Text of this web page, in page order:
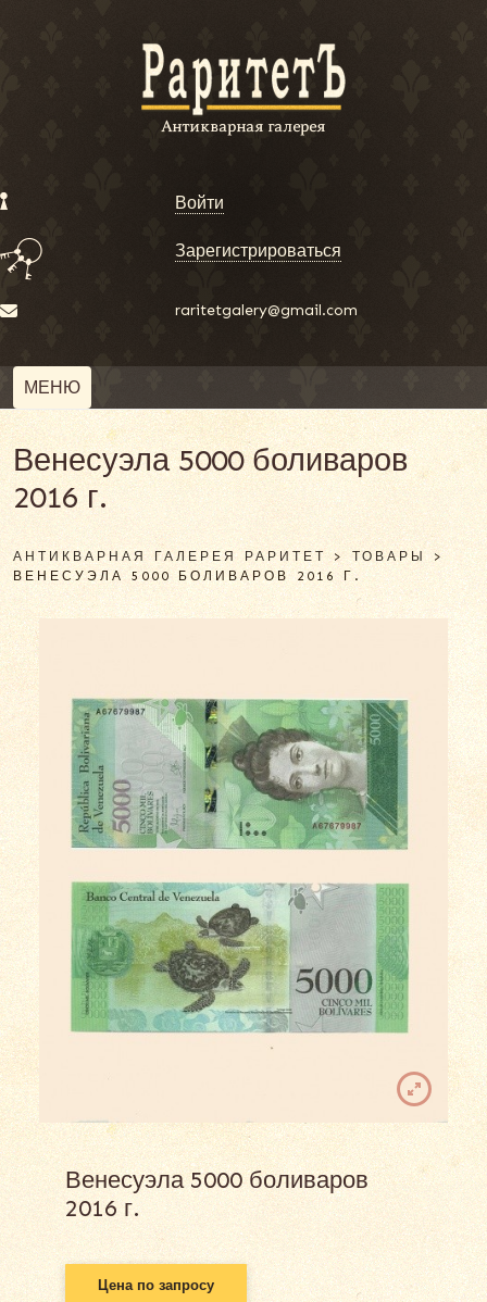
Войти
Зарегистрироваться
raritetgalery@gmail.com
МЕНЮ
Венесуэла 5000 боливаров
2016 г.
АНТИКВАРНАЯ ГАЛЕРЕЯ РАРИТЕТ > ТОВАРЫ >
ВЕНЕСУЭЛА 5000 БОЛИВАРОВ 2016 Г.
Венесуэла 5000 боливаров
2016 г.
Цена по запросу